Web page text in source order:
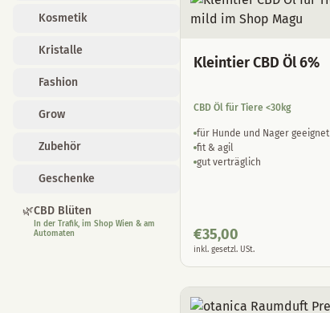
Kosmetik
Kristalle
Fashion
Grow
Zubehör
Geschenke
🌿CBD Blüten
In der Trafik, im Shop Wien & am
Automaten
Kleintier CBD Öl 6%
CBD Öl für Tiere <30kg
für Hunde und Nager geeignet
fit & agil
gut verträglich
€35,00
inkl. gesetzl. USt.